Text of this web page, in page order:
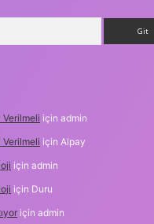
Verilmeli için admin
Verilmeli için Alpay
için admin
için Duru
için admin